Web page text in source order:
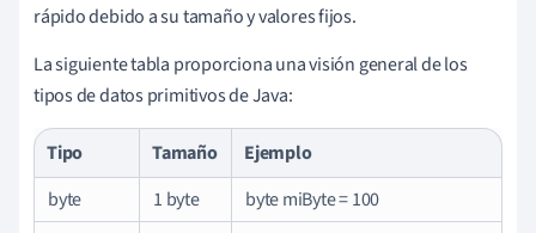
rápido debido a su tamaño y valores fijos.
La siguiente tabla proporciona una visión general de los
tipos de datos primitivos de Java:
Tipo Tamaño
Ejemplo
byte
1 byte
byte miByte = 100